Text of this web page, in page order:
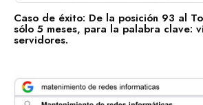
Nosotros
Reserva tu Consultoría Gratuita
Marquemos tu Norte
Caso de éxito: De la posición 93 al
sólo 5 meses, para la palabra clave:
servidores.